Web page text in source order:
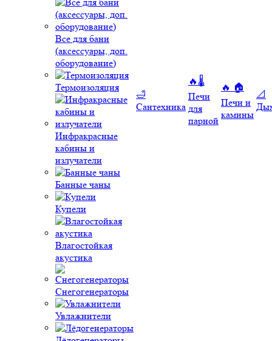
Все для бани
(аксессуары, доп.
оборудование)
Термоизоляция
Инфракрасные
кабины и
излучатели
Банные чаны
Купели
Влагостойкая
акустика
Снегогенераторы
Увлажнители
🛁
Сантехника
🔥🌡️
Печи
для
парной
🔥 🏠
Печи и
камины
📐